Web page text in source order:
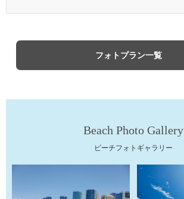
フォトプラン一覧
Beach Photo Gallery
ビーチフォトギャラリー